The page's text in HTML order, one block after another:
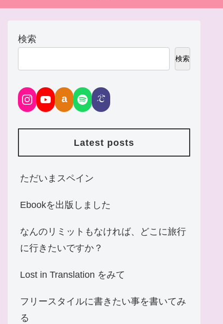
検索
検索
a
Latest posts
ただいまスペイン
Ebookを出版しました
なんのリミットもなければ、どこに旅行
に行きたいですか？
Lost in Translation をみて
フリースタイルに書きたい事を書いてみ
る